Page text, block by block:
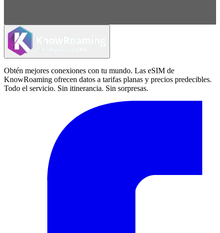
Obtén mejores conexiones con tu mundo. Las eSIM de
KnowRoaming ofrecen datos a tarifas planas y precios predecibles.
Todo el servicio. Sin itinerancia. Sin sorpresas.